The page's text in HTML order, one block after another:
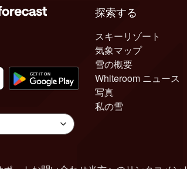
探索する
スキーリゾート
気象マップ
雪の概要
Whiteroom ニュース
写真
私の雪